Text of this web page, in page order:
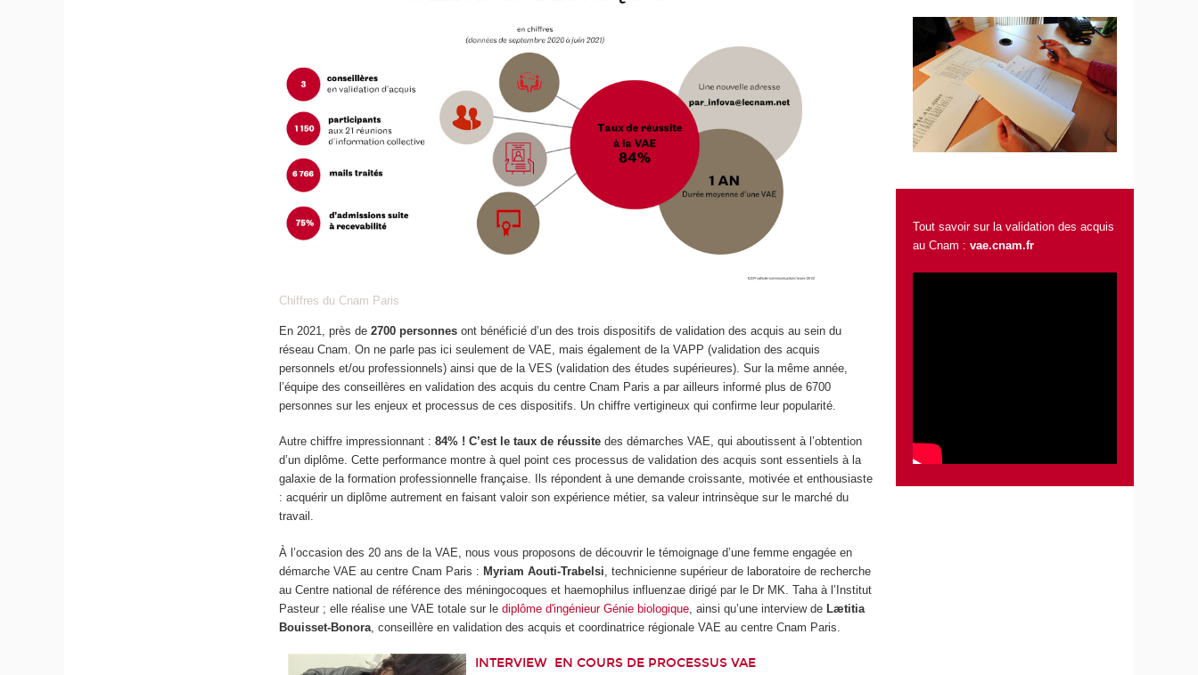
Chiffres du Cnam Paris
En 2021, près de2700 personnes ont bénéficié d’un des trois dispositifs de validation des acquis au sein du
réseau Cnam. On ne parle pas ici seulement de VAE, mais également de la VAPP (validation des acquis
personnels et/ou professionnels) ainsi que de la VES (validation des études supérieures). Sur la même année,
l’équipe des conseillères en validation des acquis du centre Cnam Paris a par ailleurs informé plus de 6700
personnes sur les enjeux et processus de ces dispositifs. Un chiffre vertigineux qui confirme leur popularité.
Autre chiffre impressionnant :84% ! C’est le taux de réussitedes démarches VAE, qui aboutissent à l’obtention
d’un diplôme. Cette performance montre à quel point ces processus de validation des acquis sont essentiels à la
galaxie de la formation professionnelle française. Ils répondent à une demande croissante, motivée et enthousiaste
: acquérir un diplôme autrement en faisant valoir son expérience métier, sa valeur intrinsèque sur le marché du
travail.
À l’occasion des 20 ans de la VAE, nous vous proposons de découvrir le témoignage d’une femme engagée en
démarche VAE au centre Cnam Paris :Myriam Aouti-Trabelsi , technicienne supérieur de laboratoire de recherche
au Centre national de référence des méningocoques et haemophilus influenzae dirigé par le Dr MK. Taha à l’Institut
Pasteur ; elle réalise une VAE totale sur lediplôme d'ingénieur Génie biologique , ainsi qu’une interview deLætitia
Bouisset-Bonora , conseillère en validation des acquis et coordinatrice régionale VAE au centre Cnam Paris.
INTERVIEW EN COURS DE PROCESSUS VAE
Tout savoir sur la validation des acquis
au Cnam :vae.cnam.fr